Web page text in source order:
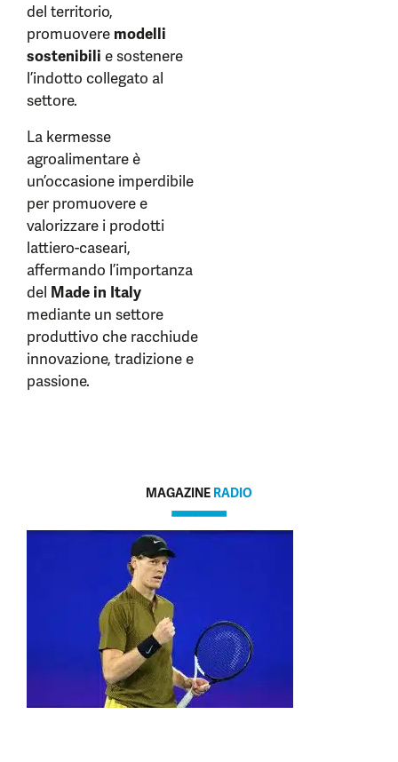
del territorio,
promuovere modelli
sostenibili e sostenere
l’indotto collegato al
settore.
La kermesse
agroalimentare è
un’occasione imperdibile
per promuovere e
valorizzare i prodotti
lattiero-caseari,
affermando l’importanza
del Made in Italy
mediante un settore
produttivo che racchiude
innovazione, tradizione e
passione.
MAGAZINE RADIO